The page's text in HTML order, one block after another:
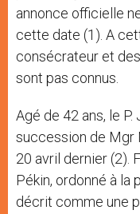
annonce officielle
cette date (1). A
consécrateur et
sont pas connus.
Agé de 42 ans, le
succession de Mgr
20 avril dernier (2).
Pékin, ordonné à la
décrit comme une